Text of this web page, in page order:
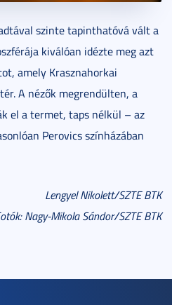
szinte tapinthatóvá vált a
kiválóan idézte meg azt
amely Krasznahorkai
A nézők megrendülten, a
el a termet, taps nélkül – az
Perovics színházában
Lengyel Nikolett/SZTE BTK
Nagy-Mikola Sándor/SZTE BTK